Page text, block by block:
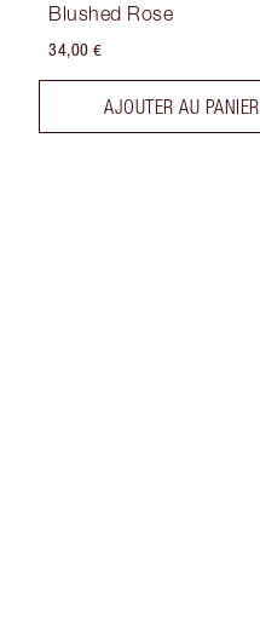
Blushed Rose
34,00 €
AJOUTER AU PANIER